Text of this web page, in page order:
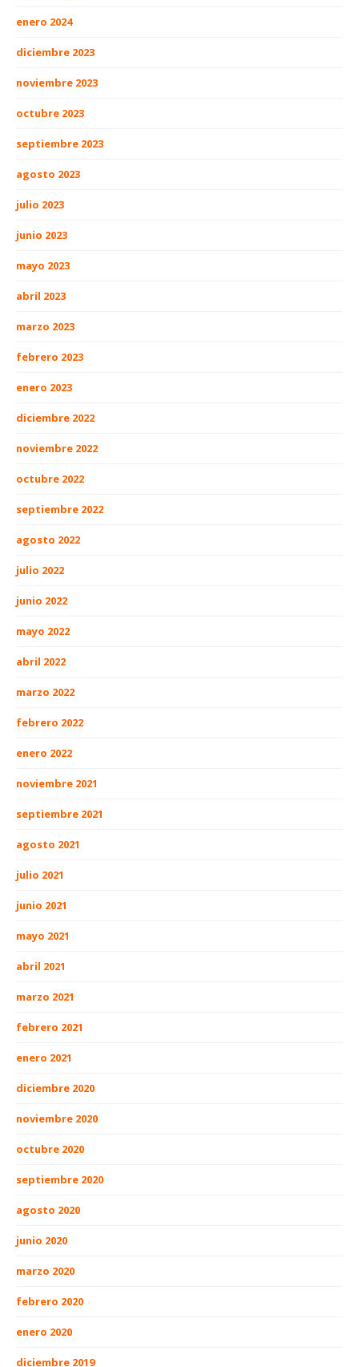
enero 2024
diciembre 2023
noviembre 2023
octubre 2023
septiembre 2023
agosto 2023
julio 2023
junio 2023
mayo 2023
abril 2023
marzo 2023
febrero 2023
enero 2023
diciembre 2022
noviembre 2022
octubre 2022
septiembre 2022
agosto 2022
julio 2022
junio 2022
mayo 2022
abril 2022
marzo 2022
febrero 2022
enero 2022
noviembre 2021
septiembre 2021
agosto 2021
julio 2021
junio 2021
mayo 2021
abril 2021
marzo 2021
febrero 2021
enero 2021
diciembre 2020
noviembre 2020
octubre 2020
septiembre 2020
agosto 2020
junio 2020
marzo 2020
febrero 2020
enero 2020
diciembre 2019